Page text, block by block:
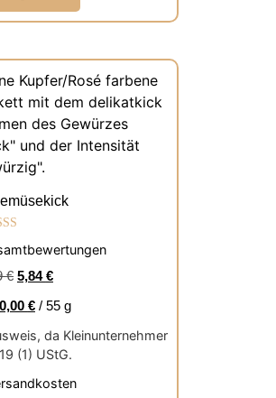
mit
5.00
€ 5,84€
0,00 €/ 55 g
da Kleinunternehmer
(1) UStG.